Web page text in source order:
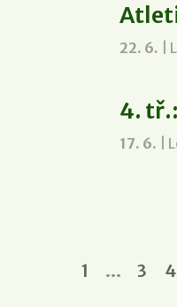
22. 6. |
4.
17. 6. |
1 … 3 4